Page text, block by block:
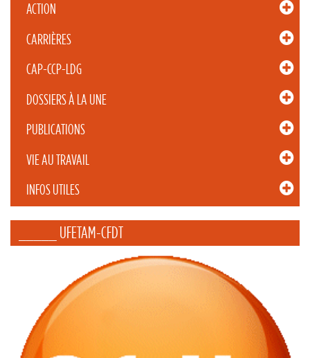
ACTION
CARRIÈRES
CAP-CCP-LDG
DOSSIERS À LA UNE
PUBLICATIONS
VIE AU TRAVAIL
INFOS UTILES
_____ UFETAM-CFDT